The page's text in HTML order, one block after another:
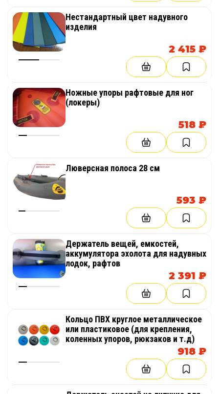
Нестандартный цвет надувного
изделия
2 415 ₽
Ножные упоры рафтовые для ног
(локеры)
518 ₽
Люверсная полоса 28 см
593 ₽
Держатель вещей, емкостей,
аккумулятора эхолота для надувных
лодок, рафтов
2 391 ₽
Кольцо ПВХ круглое металлическое
или пластиковое (для крепления,
коленных упоров, рюкзаков и т.д)
918 ₽